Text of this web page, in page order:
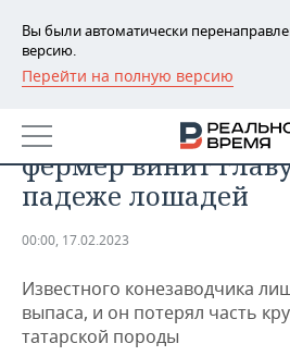
Вы были автоматически
версию.
Перейти на полную версию
РЕГИОНЫ
БАШКОРТОСТАН
ТАТАРСТАН
НОВОСТИ
АНАЛИТИКА
ДЕКЛАРАЦИИ О ДОХОДАХ
КОРОЛИ ГОСЗАКАЗА ПФО
НОВОСТИ ЭКОНОМИКИ
ФИНАНСЫ
ПРОМЫШЛЕННОСТЬ
НОВОСТИ
ПРОМЫШЛЕННОСТИ
НЕДВИЖИМОСТЬ
«У нас
фермер винит
падеже лошадей
00:00, 17.02.2023
Известного конезаводчика
выпаса, и он потерял часть
татарской породы